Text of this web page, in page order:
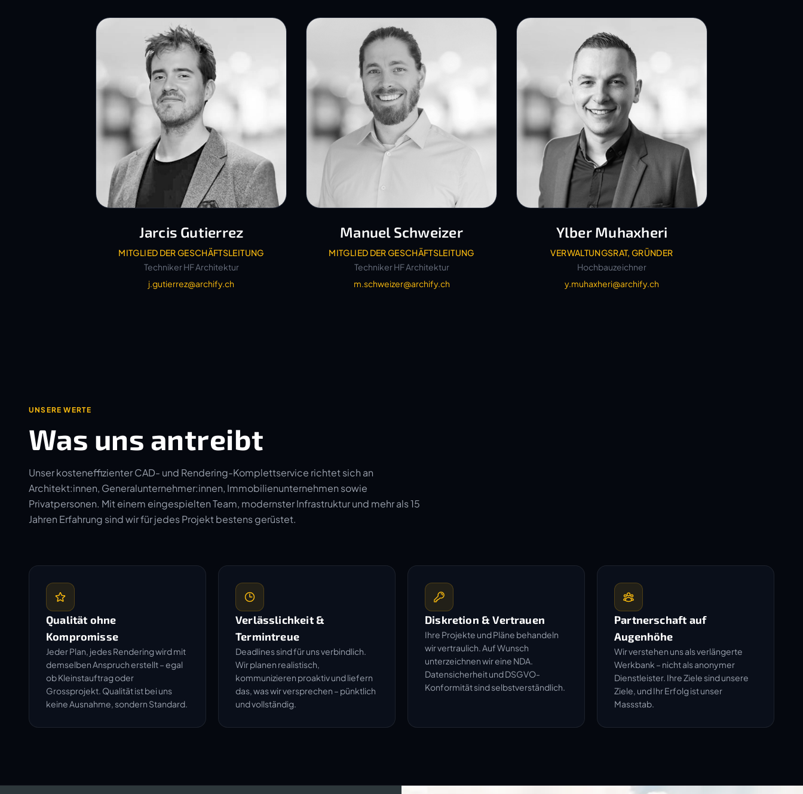
Jarcis Gutierrez
MITGLIED DER GESCHÄFTSLEITUNG
Techniker HF Architektur
j.gutierrez@archify.ch
Manuel Schweizer
MITGLIED DER GESCHÄFTSLEITUNG
Techniker HF Architektur
m.schweizer@archify.ch
Ylber Muhaxheri
VERWALTUNGSRAT, GRÜNDER
Hochbauzeichner
y.muhaxheri@archify.ch
UNSERE WERTE
Was uns antreibt
Unser kosteneffizienter CAD- und Rendering-Komplettservice richtet sich an
Architekt:innen, Generalunternehmer:innen, Immobilienunternehmen sowie
Privatpersonen. Mit einem eingespielten Team, modernster Infrastruktur und mehr als 15
Jahren Erfahrung sind wir für jedes Projekt bestens gerüstet.
Qualität ohne
Kompromisse
Jeder Plan, jedes Rendering wird mit
demselben Anspruch erstellt – egal
ob Kleinstauftrag oder
Grossprojekt. Qualität ist bei uns
keine Ausnahme, sondern Standard.
Verlässlichkeit &
Termintreue
Deadlines sind für uns verbindlich.
Wir planen realistisch,
kommunizieren proaktiv und liefern
das, was wir versprechen – pünktlich
und vollständig.
Diskretion & Vertrauen
Ihre Projekte und Pläne behandeln
wir vertraulich. Auf Wunsch
unterzeichnen wir eine NDA.
Datensicherheit und DSGVO-
Konformität sind selbstverständlich.
Partnerschaft auf
Augenhöhe
Wir verstehen uns als verlängerte
Werkbank – nicht als anonymer
Dienstleister. Ihre Ziele sind unsere
Ziele, und Ihr Erfolg ist unser
Massstab.